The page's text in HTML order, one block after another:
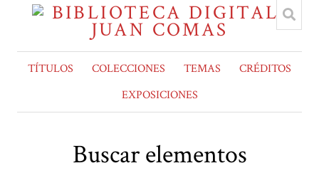
TÍTULOS COLECCIONES TEMAS
CRÉDITOS
EXPOSICIONES
Buscar elementos